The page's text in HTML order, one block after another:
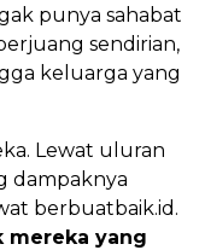
punya sahabat
sendirian,
keluarga yang
Lewat uluran
dampaknya
berbuatbaik.id.
mereka yang